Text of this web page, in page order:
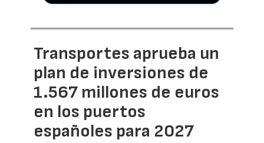
Transportes aprueba un
plan de inversiones de
1.567 millones de euros
en los puertos
españoles para 2027